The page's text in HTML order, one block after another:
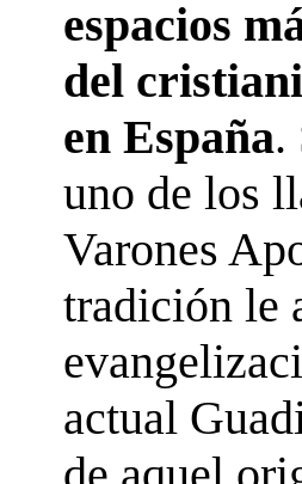
espacios
del
en España.
uno de los
Varones
tradición le
actual